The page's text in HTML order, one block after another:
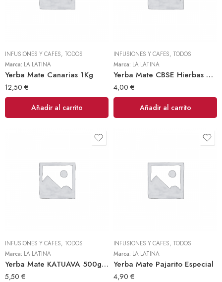
INFUSIONES Y CAFES, TODOS
Marca: LA LATINA
Yerba Mate Canarias 1Kg
12,50 €
Añadir al carrito
INFUSIONES Y CAFES, TODOS
Marca: LA LATINA
Yerba Mate CBSE Hierbas Serranas 500gr
4,00 €
Añadir al carrito
INFUSIONES Y CAFES, TODOS
Marca: LA LATINA
Yerba Mate KATUAVA 500gr | Kurupi
5,50 €
INFUSIONES Y CAFES, TODOS
Marca: LA LATINA
Yerba Mate Pajarito Especial
4,90 €